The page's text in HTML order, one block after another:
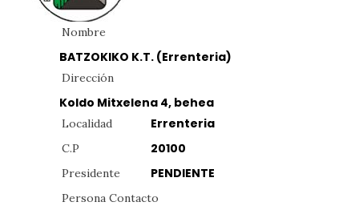
Nombre
BATZOKIKO K.T. (Errenteria)
Dirección
Koldo Mitxelena 4, behea
Localidad Errenteria
C.P 20100
Presidente PENDIENTE
Persona Contacto